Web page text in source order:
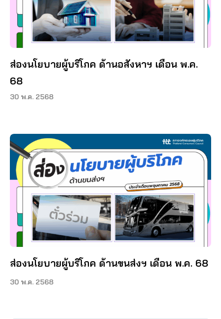
ส่องนโยบายผู้บริโภค ด้านอสังหาฯ เดือน พ.ค.
68
30 พ.ค. 2568
ส่องนโยบายผู้บริโภค ด้านขนส่งฯ เดือน พ.ค. 68
30 พ.ค. 2568